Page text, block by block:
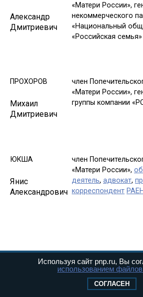
Александр
Дмитриевич
«Матери России»,
некоммерческого
«Национальный
«Российская семья»
ПРОХОРОВ
Михаил
Дмитриевич
член
«Матери России»,
группы компании
ЮКША
Янис
Александрович
член
«Матери России»,
деятель, адвокат,
корреспондент РАЕН
а также руководители и члены
общественного движения «Матери
регионов Российской Федерации.
Используя сайт pnp.ru, Вы
использованием
СОГЛАСЕН